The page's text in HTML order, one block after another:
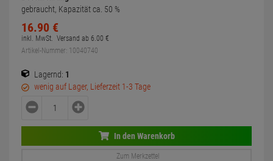
gebraucht, Kapazität ca. 50 %
16.90 €
inkl. MwSt. Versand ab 6.00 €
Artikel-Nummer: 10040740
Lagernd: 1
wenig auf Lager, Lieferzeit 1-3 Tage
In den Warenkorb
Zum Merkzettel